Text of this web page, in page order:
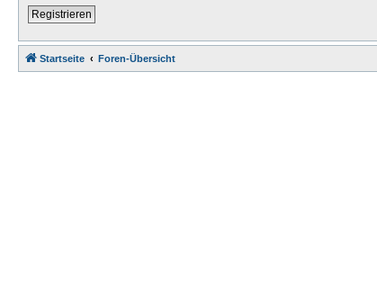
Registrieren
Startseite Foren-Übersicht